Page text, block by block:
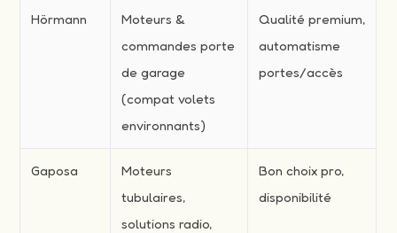
Hörmann
Moteurs &
commandes porte
de garage
(compat volets
environnants)
Qualité premium,
automatisme
portes/accès
Gaposa
Moteurs
tubulaires,
solutions radio,
Bon choix pro,
disponibilité